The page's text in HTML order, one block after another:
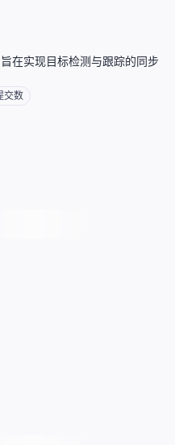
在实现目标检测与跟踪的同步
交数